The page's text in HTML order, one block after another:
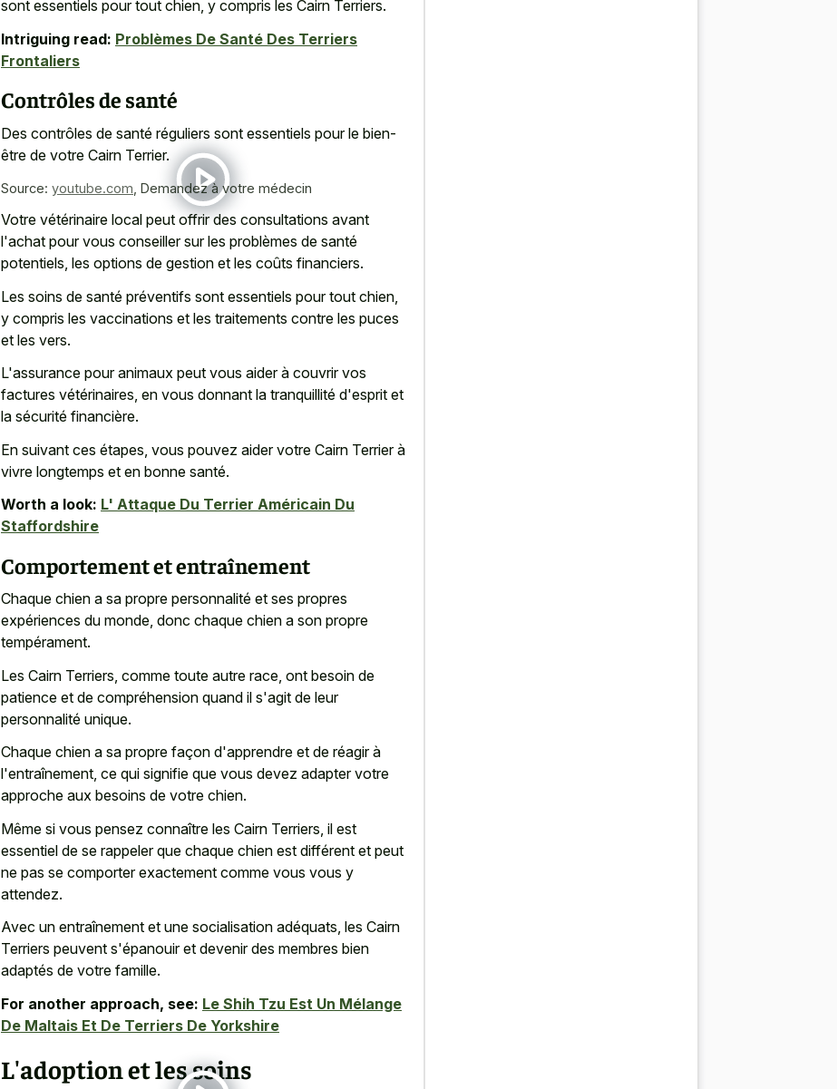
sont essentiels pour tout chien, y compris les Cairn Terriers.
Intriguing read: Problèmes De Santé Des Terriers
Frontaliers
Contrôles de santé
Des contrôles de santé réguliers sont essentiels pour le bien-
être de votre Cairn Terrier.
Source: youtube.com Demandez à votre médecin
Votre vétérinaire local peut offrir des consultations avant
l'achat pour vous conseiller sur les problèmes de santé
potentiels, les options de gestion et les coûts financiers.
Les soins de santé préventifs sont essentiels pour tout chien,
y compris les vaccinations et les traitements contre les puces
et les vers.
L'assurance pour animaux peut vous aider à couvrir vos
factures vétérinaires, en vous donnant la tranquillité d'esprit et
la sécurité financière.
En suivant ces étapes, vous pouvez aider votre Cairn Terrier à
vivre longtemps et en bonne santé.
Worth a look: L' Attaque Du Terrier Américain Du
Staffordshire
Comportement et entraînement
Chaque chien a sa propre personnalité et ses propres
expériences du monde, donc chaque chien a son propre
tempérament.
Les Cairn Terriers, comme toute autre race, ont besoin de
patience et de compréhension quand il s'agit de leur
personnalité unique.
Chaque chien a sa propre façon d'apprendre et de réagir à
l'entraînement, ce qui signifie que vous devez adapter votre
approche aux besoins de votre chien.
Même si vous pensez connaître les Cairn Terriers, il est
essentiel de se rappeler que chaque chien est différent et peut
ne pas se comporter exactement comme vous vous y
attendez.
Avec un entraînement et une socialisation adéquats, les Cairn
Terriers peuvent s'épanouir et devenir des membres bien
adaptés de votre famille.
For another approach, see: Le Shih Tzu Est Un Mélange
De Maltais Et De Terriers De Yorkshire
L'adoption et les soins